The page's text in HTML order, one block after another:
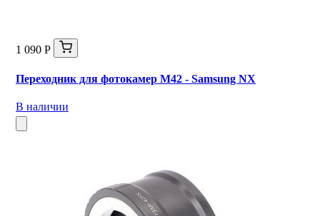
1 090 Р
Переходник для фотокамер M42 - Samsung NX
В наличии